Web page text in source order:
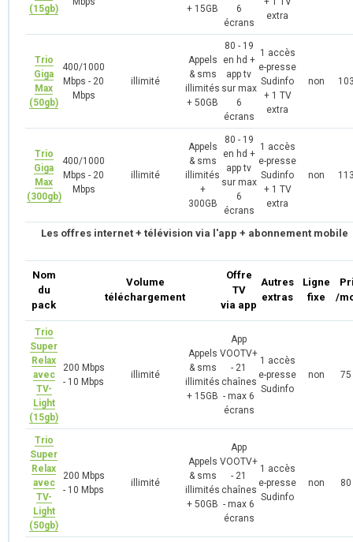
(15gb)
+ 15GB
6
écrans
extra
Trio
Giga
Max
(50gb)
400/1000
Mbps - 20
Mbps
illimité
Appels
& sms
illimités
+ 50GB
80 - 19
en hd +
app tv
sur max
6
écrans
1 accès
e-presse
Sudinfo
+ 1 TV
extra
non
Trio
Giga
Max
(300gb)
400/1000
Mbps - 20
Mbps
illimité
Appels
& sms
illimités
+
300GB
80 - 19
en hd +
app tv
sur max
6
écrans
1 accès
e-presse
Sudinfo
+ 1 TV
extra
non
Les offres internet + télévision via l'app + abonnement mobile
Nom
du
pack
Volume
téléchargement
Offre
TV
via app
Autres
extras
Ligne
fixe
/
Trio
Super
Relax
avec
TV-
Light
(15gb)
200 Mbps
- 10 Mbps
illimité
Appels
& sms
illimités
+ 15GB
App
VOOTV+
- 21
chaînes
- max 6
écrans
1 accès
e-presse
Sudinfo
non 75
Trio
Super
Relax
avec
TV-
Light
(50gb)
200 Mbps
- 10 Mbps
illimité
Appels
& sms
illimités
+ 50GB
App
VOOTV+
- 21
chaînes
- max 6
écrans
1 accès
e-presse
Sudinfo
non